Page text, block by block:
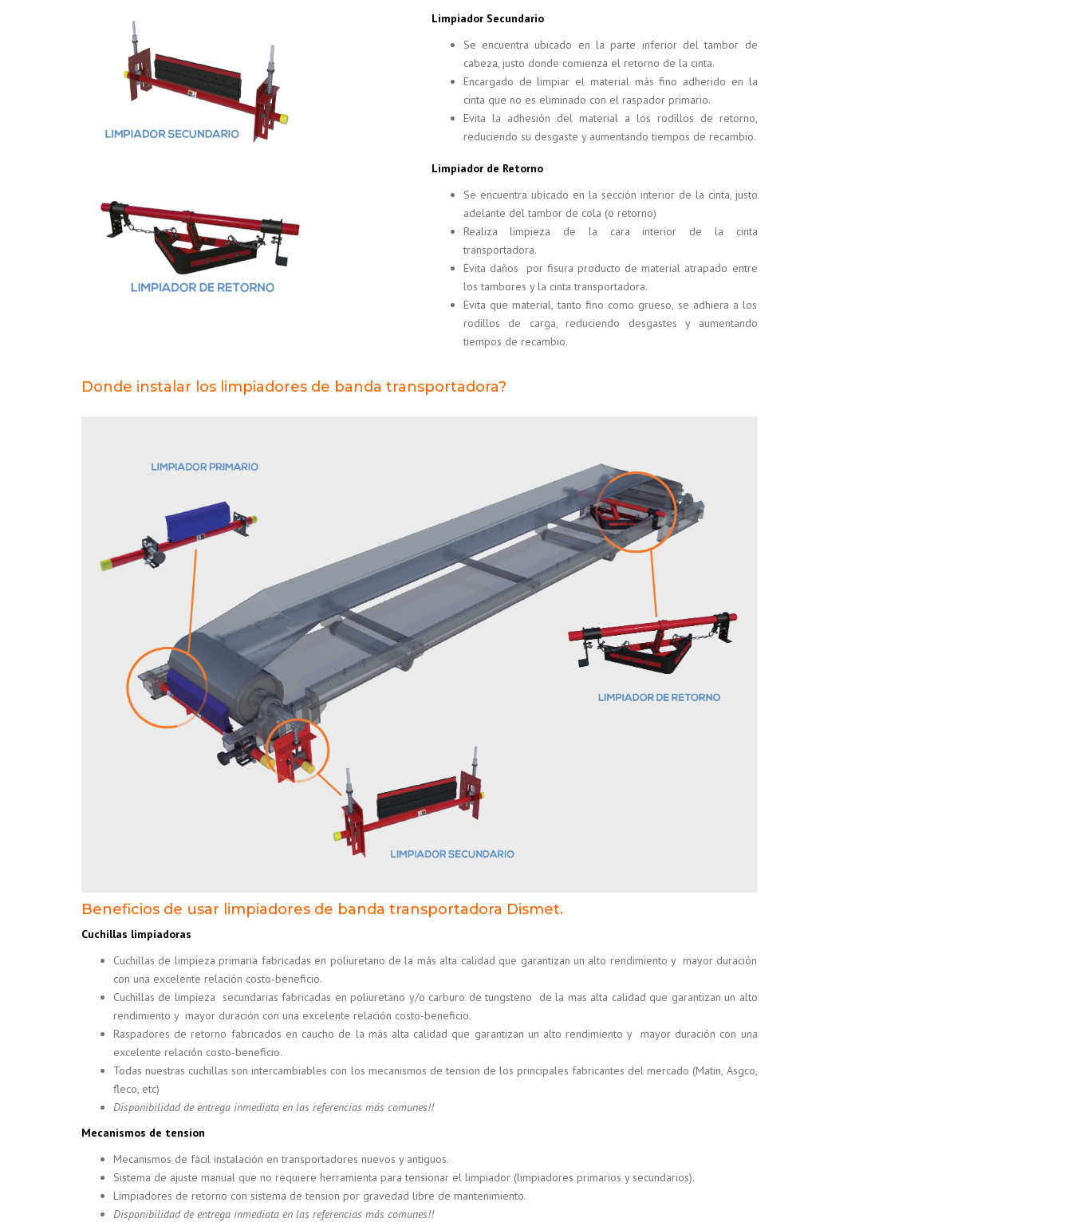
Limpiador Secundario
Se encuentra ubicado en la parte inferior del tambor de
cabeza, justo donde comienza el retorno de la cinta.
Encargado de limpiar el material más fino adherido en la
cinta que no es eliminado con el raspador primario.
Evita la adhesión del material a los rodillos de retorno,
reduciendo su desgaste y aumentando tiempos de recambio.
Limpiador de Retorno
Se encuentra ubicado en la sección interior de la cinta, justo
adelante del tambor de cola (o retorno)
Realiza limpieza de la cara interior de la cinta
transportadora.
Evita daños por fisura producto de material atrapado entre
los tambores y la cinta transportadora.
Evita que material, tanto fino como grueso, se adhiera a los
rodillos de carga, reduciendo desgastes y aumentando
tiempos de recambio.
Donde instalar los limpiadores de banda transportadora?
Beneficios de usar limpiadores de banda transportadora Dismet.
Cuchillas limpiadoras
Cuchillas de limpieza primaria fabricadas en poliuretano de la más alta calidad que garantizan un alto rendimiento y mayor duración
con una excelente relación costo-beneficio.
Cuchillas de limpieza secundarias fabricadas en poliuretano y/o carburo de tungsteno de la mas alta calidad que garantizan un alto
rendimiento y mayor duración con una excelente relación costo-beneficio.
Raspadores de retorno fabricados en caucho de la más alta calidad que garantizan un alto rendimiento y mayor duración con una
excelente relación costo-beneficio.
Todas nuestras cuchillas son intercambiables con los mecanismos de tension de los principales fabricantes del mercado (Matin, Asgco,
fleco, etc)
Disponibilidad de entrega inmediata en las referencias más comunes!!
Mecanismos de tension
Mecanismos de fácil instalación en transportadores nuevos y antiguos.
Sistema de ajuste manual que no requiere herramienta para tensionar el limpiador (limpiadores primarios y secundarios).
Limpiadores de retorno con sistema de tension por gravedad libre de mantenimiento.
Disponibilidad de entrega inmediata en las referencias más comunes!!